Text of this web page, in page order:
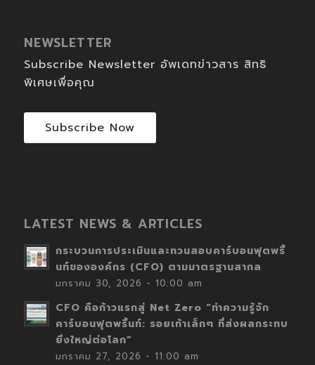
NEWSLETTER
Subscribe Newsletter อัพเดทข่าวสาร สิทธิ
พิเศษเพื่อคุณ
Subscribe Now
LATEST NEWS & ARTICLES
กระบวนการประเมินและทวนสอบคาร์บอนฟุตพริ้
นท์ขององค์กร (CFO) ตามมาตรฐานสากล
มกราคม 30, 2026 - 10:00 am
CFO คือก้าวแรกสู่ Net Zero “ทำความรู้จัก
คาร์บอนฟุตพริ้นท์: รอยเท้าเล็กๆ ที่ส่งผลกระทบ
ยิ่งใหญ่ต่อโลก”
มกราคม 27, 2026 - 11:00 am